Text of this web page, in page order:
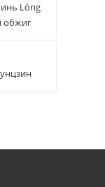
Lóng
обжиг